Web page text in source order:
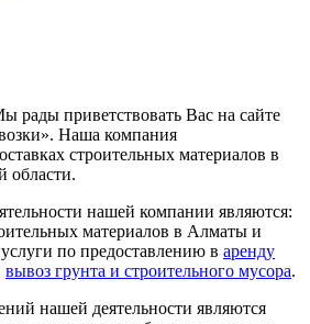
рады приветствовать Вас на сайте
Наша компания
строительных материалов в
области.
нашей компании являются:
материалов в Алматы и
по предоставлению в аренду
вывоз грунта и строительного мусора.
нашей деятельности являются